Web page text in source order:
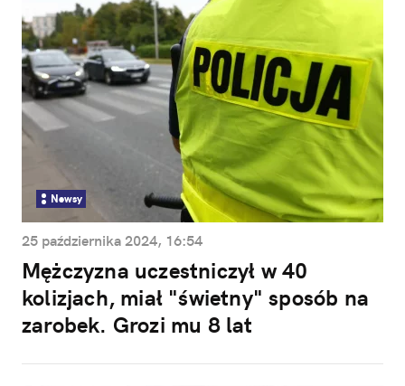
Newsy
25 października 2024, 16:54
Mężczyzna uczestniczył w 40
kolizjach, miał "świetny" sposób na
zarobek. Grozi mu 8 lat